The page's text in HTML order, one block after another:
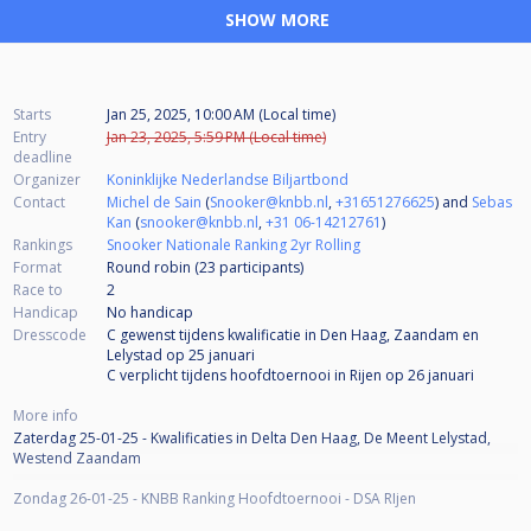
SHOW MORE
Starts
Jan 25, 2025, 10:00 AM (Local time)
Entry
deadline
Jan 23, 2025, 5:59 PM (Local time)
Organizer
Koninklijke Nederlandse Biljartbond
Contact
Michel de Sain (Snooker@knbb.nl,+31651276625) and Sebas
Kan (snooker@knbb.nl,+31 06-14212761)
Rankings
Snooker Nationale Ranking 2yr Rolling
Format
Round robin (23 participants)
Race to
2
Handicap
No handicap
Dresscode
C gewenst tijdens kwalificatie in Den Haag, Zaandam en
Lelystad op 25 januari
C verplicht tijdens hoofdtoernooi in Rijen op 26 januari
More info
Zaterdag 25-01-25 - Kwalificaties in Delta Den Haag, De Meent Lelystad,
Westend Zaandam
Zondag 26-01-25 - KNBB Ranking Hoofdtoernooi - DSA RIjen